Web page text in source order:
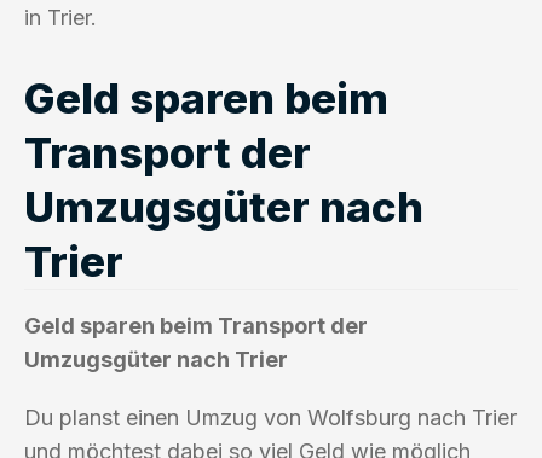
in Trier.
Geld sparen beim
Transport der
Umzugsgüter nach
Trier
Geld sparen beim Transport der
Umzugsgüter nach Trier
Du planst einen Umzug von Wolfsburg nach Trier
und möchtest dabei so viel Geld wie möglich